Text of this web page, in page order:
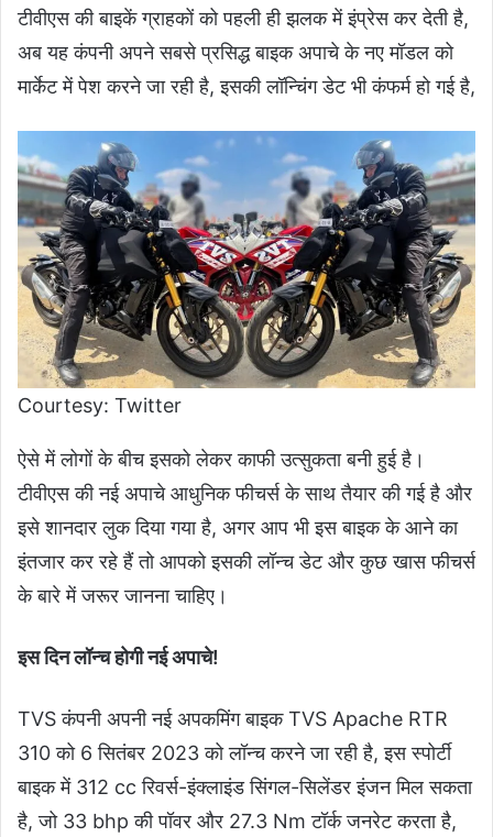
टीवीएस की बाइकें ग्राहकों को पहली ही झलक में इंप्रेस कर देती है,
अब यह कंपनी अपने सबसे प्रसिद्ध बाइक अपाचे के नए मॉडल को
मार्केट में पेश करने जा रही है, इसकी लॉन्चिंग डेट भी कंफर्म हो गई है,
Courtesy: Twitter
ऐसे में लोगों के बीच इसको लेकर काफी उत्सुकता बनी हुई है।
टीवीएस की नई अपाचे आधुनिक फीचर्स के साथ तैयार की गई है और
इसे शानदार लुक दिया गया है, अगर आप भी इस बाइक के आने का
इंतजार कर रहे हैं तो आपको इसकी लॉन्च डेट और कुछ खास फीचर्स
के बारे में जरूर जानना चाहिए।
इस दिन लॉन्च होगी नई अपाचे!
TVS कंपनी अपनी नई अपकमिंग बाइक TVS Apache RTR
310 को 6 सितंबर 2023 को लॉन्च करने जा रही है, इस स्पोर्टी
बाइक में 312 cc रिवर्स-इंक्लाइंड सिंगल-सिलेंडर इंजन मिल सकता
है, जो 33 bhp की पॉवर और 27.3 Nm टॉर्क जनरेट करता है,